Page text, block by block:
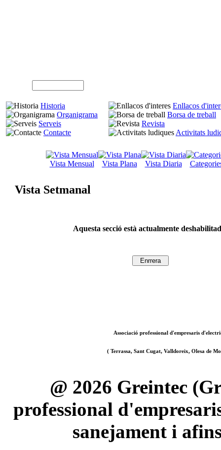
Historia
Organigrama
Serveis
Contacte
Enllacos
Borsa de treball
Revista
Activitats
Vista Mensual Vista Plana Vista Diaria
Vista Setmanal
Aquesta secció està actualmente
Associació professional d'empresaris
( Terrassa, Sant Cugat, Valldoreix, Olesa de
@ 2026 Greintec
professional
sanejament i